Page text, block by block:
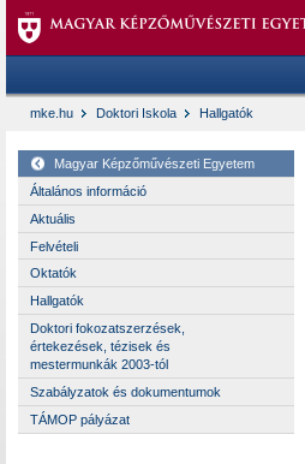
mke.hu Doktori Iskola Hallgatók
Magyar Képzőművészeti Egyetem
Általános információ
Aktuális
Felvételi
Oktatók
Hallgatók
Doktori fokozatszerzések,
értekezések, tézisek és
mestermunkák 2003-tól
Szabályzatok és dokumentumok
TÁMOP pályázat